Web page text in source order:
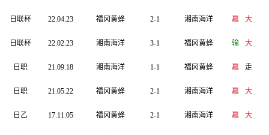
日联杯 22.04.23 福冈黄蜂 2-1 湘南海洋 赢 大
日联杯 22.02.23 湘南海洋 3-1 福冈黄蜂 输 大
日职 21.09.18 湘南海洋 1-1 福冈黄蜂 赢 走
日职 21.05.22 福冈黄蜂 2-1 湘南海洋 赢 大
日乙 17.11.05 福冈黄蜂 2-1 湘南海洋 赢 大